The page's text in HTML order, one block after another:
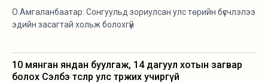
О.Амгаланбаатар: Сонгуульд зориулсан улс төрийн бүсчлэлээ
эдийн засагтай хольж болохгүй
10 мянган яндан буулгаж, 14 дагуул хотын загвар
болох Сэлбэ төслөөр улс төржих учиргүй